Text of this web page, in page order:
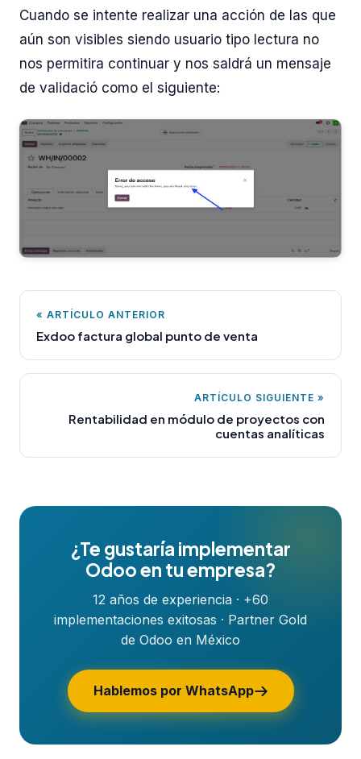
Cuando se intente realizar una acción de las que
aún son visibles siendo usuario tipo lectura no
nos permitira continuar y nos saldrá un mensaje
de validació como el siguiente:
« ARTÍCULO ANTERIOR
Exdoo factura global punto de venta
ARTÍCULO SIGUIENTE »
Rentabilidad en módulo de proyectos con
cuentas analíticas
¿Te gustaría implementar
Odoo en tu empresa?
12 años de experiencia · +60
implementaciones exitosas · Partner Gold
de Odoo en México
Hablemos por WhatsApp